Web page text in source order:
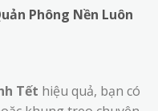
Phông Nền Luôn
Tết hiệu quả, bạn có